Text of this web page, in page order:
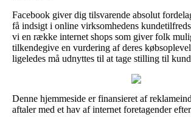
Facebook giver dig tilsvarende absolut
få indsigt i online virksomhedens
vi en række internet shops som giver folk
tilkendegive en vurdering af deres
ligeledes må udnyttes til at tage stilling til
Denne hjemmeside er finansieret af
aftaler med et hav af internet foretagender